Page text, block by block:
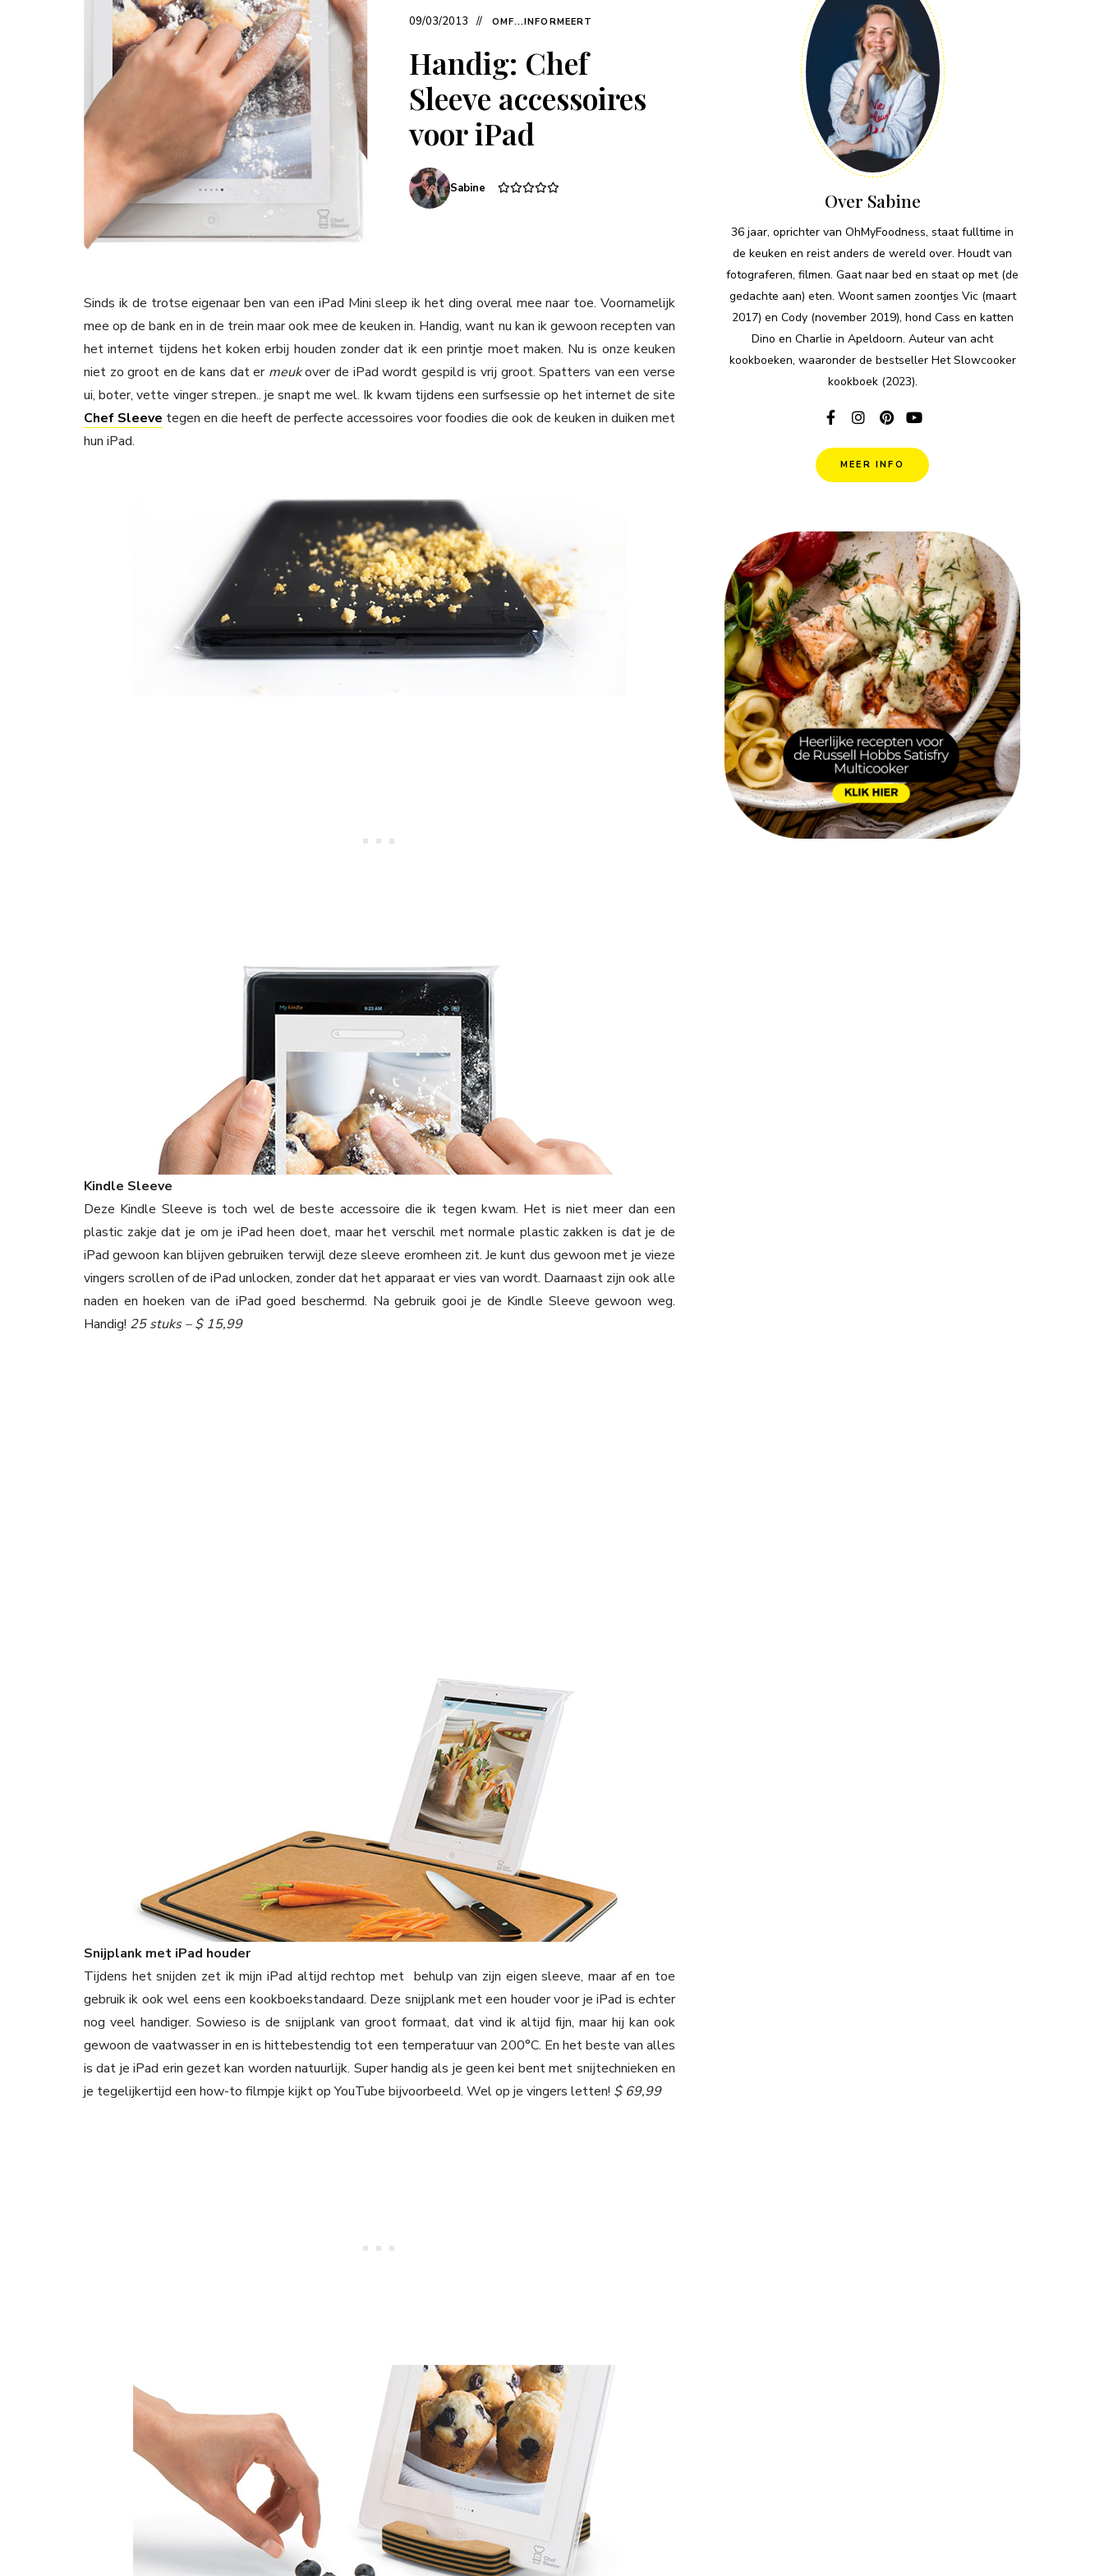
09/03/2013 OMF...INFORMEERT
Handig: Chef
Sleeve accessoires
voor iPad
Sabine
Sinds ik de trotse eigenaar ben van een iPad Mini sleep ik het ding overal mee naar toe. Voornamelijk
mee op de bank en in de trein maar ook mee de keuken in. Handig, want nu kan ik gewoon recepten van
het internet tijdens het koken erbij houden zonder dat ik een printje moet maken. Nu is onze keuken
niet zo groot en de kans dat er meukover de iPad wordt gespild is vrij groot. Spatters van een verse
ui, boter, vette vinger strepen.. je snapt me wel. Ik kwam tijdens een surfsessie op het internet de site
Chef Sleeve tegen en die heeft de perfecte accessoires voor foodies die ook de keuken in duiken met
hun iPad.
Kindle Sleeve
Deze Kindle Sleeve is toch wel de beste accessoire die ik tegen kwam. Het is niet meer dan een
plastic zakje dat je om je iPad heen doet, maar het verschil met normale plastic zakken is dat je de
iPad gewoon kan blijven gebruiken terwijl deze sleeve eromheen zit. Je kunt dus gewoon met je vieze
vingers scrollen of de iPad unlocken, zonder dat het apparaat er vies van wordt. Daarnaast zijn ook alle
naden en hoeken van de iPad goed beschermd. Na gebruik gooi je de Kindle Sleeve gewoon weg.
Handig! 25 stuks – $ 15,99
Snijplank met iPad houder
Tijdens het snijden zet ik mijn iPad altijd rechtop met behulp van zijn eigen sleeve, maar af en toe
gebruik ik ook wel eens een kookboekstandaard. Deze snijplank met een houder voor je iPad is echter
nog veel handiger. Sowieso is de snijplank van groot formaat, dat vind ik altijd fijn, maar hij kan ook
gewoon de vaatwasser in en is hittebestendig tot een temperatuur van 200°C. En het beste van alles
is dat je iPad erin gezet kan worden natuurlijk. Super handig als je geen kei bent met snijtechnieken en
je tegelijkertijd een how-to filmpje kijkt op YouTube bijvoorbeeld. Wel op je vingers letten! $ 69,99
Over Sabine
36 jaar, oprichter van OhMyFoodness, staat fulltime in
de keuken en reist anders de wereld over. Houdt van
fotograferen, filmen. Gaat naar bed en staat op met (de
gedachte aan) eten. Woont samen zoontjes Vic (maart
2017) en Cody (november 2019), hond Cass en katten
Dino en Charlie in Apeldoorn. Auteur van acht
kookboeken, waaronder de bestseller Het Slowcooker
kookboek (2023).
MEER INFO